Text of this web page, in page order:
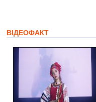
ВІДЕОФАКТ